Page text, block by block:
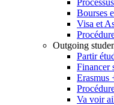
Bourses
Visa et
Outgoing
Partir
Financer
Erasmus
Va voir